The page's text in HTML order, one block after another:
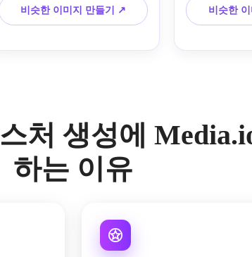
테일, 봄 바이오므에서 영감을
받은 귀여운 리소스 팩 분위기로
지하세요.
비슷한 이미지 만들기 ↗
임 분위기, 파
에 적합한 깔
둥근 음영 환
비슷한
처 생성에
하는 이유